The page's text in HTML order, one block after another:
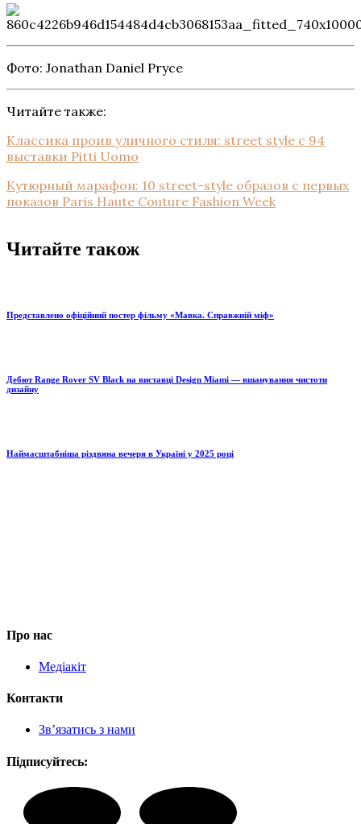
Фото: Jonathan Daniel Pryce
Читайте также:
Классика проив уличного стиля: street style с 94
выставки Pitti Uomo
Кутюрный марафон: 10 street-style образов с первых
показов Paris Haute Couture Fashion Week
Читайте також
Представлено офіційний постер фільму «Мавка. Справжній міф»
Дебют Range Rover SV Black на виставці Design Miami — вшанування чистоти
дизайну
Наймасштабніша різдвяна вечеря в Україні у 2025 році
Про нас
Медіакіт
Контакти
Зв’язатись з нами
Підписуйтесь: